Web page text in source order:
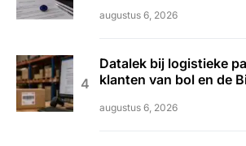
augustus 6, 2026
Datalek bij logistieke
klanten van bol en de
augustus 6, 2026